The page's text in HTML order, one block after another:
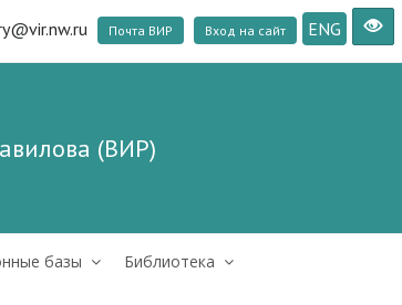
Почта ВИР Вход на сайт ENG
(ВИР)
базы Библиотека